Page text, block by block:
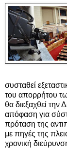
συσταθεί
του απορρήτου
θα διεξαχθεί την
απόφαση για
πρόταση της
με πηγές της
χρονική